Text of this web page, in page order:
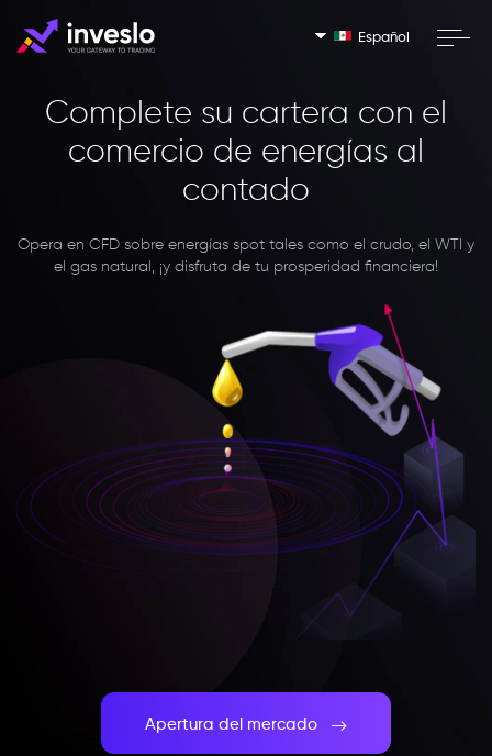
Español
Complete su cartera con el
comercio de energías al
contado
Opera en CFD sobre energías spot tales como el crudo, el WTI y
el gas natural, ¡y disfruta de tu prosperidad financiera!
Apertura del mercado